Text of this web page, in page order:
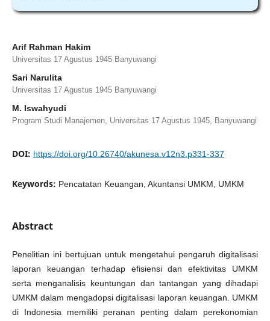
Arif Rahman Hakim
Universitas 17 Agustus 1945 Banyuwangi
Sari Narulita
Universitas 17 Agustus 1945 Banyuwangi
M. Iswahyudi
Program Studi Manajemen, Universitas 17 Agustus 1945, Banyuwangi
DOI: https://doi.org/10.26740/akunesa.v12n3.p331-337
Keywords: Pencatatan Keuangan, Akuntansi UMKM, UMKM
Abstract
Penelitian ini bertujuan untuk mengetahui pengaruh digitalisasi
laporan keuangan terhadap efisiensi dan efektivitas UMKM
serta menganalisis keuntungan dan tantangan yang dihadapi
UMKM dalam mengadopsi digitalisasi laporan keuangan. UMKM
di Indonesia memiliki peranan penting dalam perekonomian